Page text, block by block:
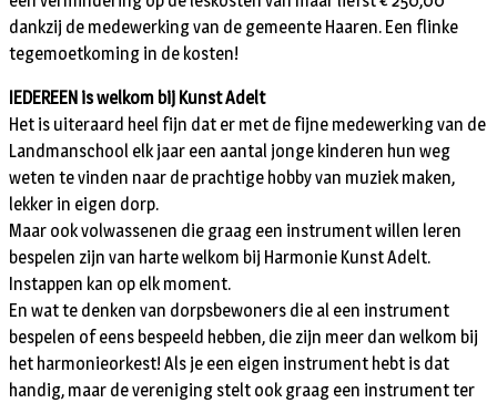
dankzij de medewerking van de gemeente Haaren. Een flinke
tegemoetkoming in de kosten!
IEDEREEN is welkom bij Kunst Adelt
Het is uiteraard heel fijn dat er met de fijne medewerking van de
Landmanschool elk jaar een aantal jonge kinderen hun weg
weten te vinden naar de prachtige hobby van muziek maken,
lekker in eigen dorp.
Maar ook volwassenen die graag een instrument willen leren
bespelen zijn van harte welkom bij Harmonie Kunst Adelt.
Instappen kan op elk moment.
En wat te denken van dorpsbewoners die al een instrument
bespelen of eens bespeeld hebben, die zijn meer dan welkom bij
het harmonieorkest! Als je een eigen instrument hebt is dat
handig, maar de vereniging stelt ook graag een instrument ter